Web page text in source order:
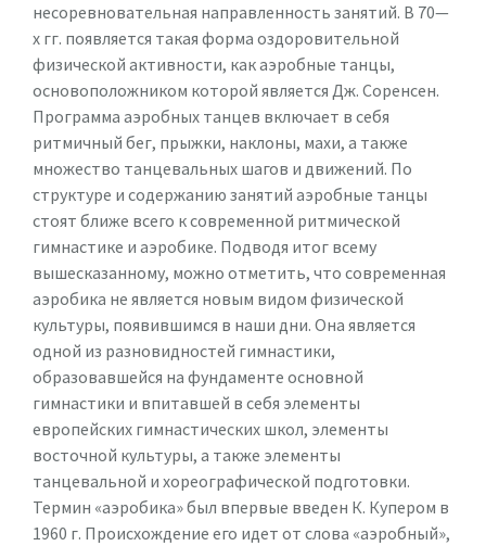
несоревновательная направленность занятий. В 70—
х гг. появляется такая форма оздоровительной
физической активности, как аэробные танцы,
основоположником которой является Дж. Соренсен.
Программа аэробных танцев включает в себя
ритмичный бег, прыжки, наклоны, махи, а также
множество танцевальных шагов и движений. По
структуре и содержанию занятий аэробные танцы
стоят ближе всего к современной ритмической
гимнастике и аэробике. Подводя итог всему
вышесказанному, можно отметить, что современная
аэробика не является новым видом физической
культуры, появившимся в наши дни. Она является
одной из разновидностей гимнастики,
образовавшейся на фундаменте основной
гимнастики и впитавшей в себя элементы
европейских гимнастических школ, элементы
восточной культуры, а также элементы
танцевальной и хореографической подготовки.
Термин «аэробика» был впервые введен К. Купером в
1960 г. Происхождение его идет от слова «аэробный»,